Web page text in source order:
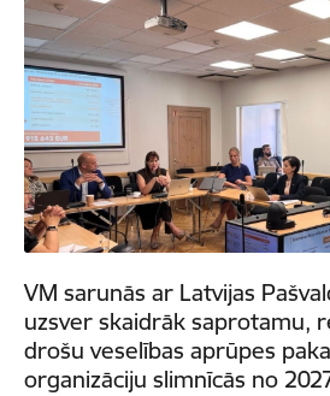
VM sarunās ar Latvijas
uzsver skaidrāk saprotamu,
drošu veselības aprūpes
organizāciju slimnīcās no